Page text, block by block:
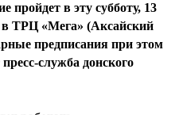
пройдет в эту субботу, 13
в ТРЦ «Мега» (Аксайский
предписания при этом
служба донского